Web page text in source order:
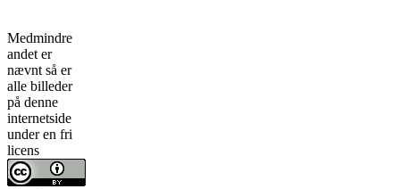
Medmindre
andet er
nævnt så er
alle billeder
på denne
internetside
under en fri
licens